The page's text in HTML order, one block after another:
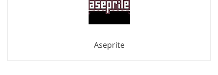
Aseprite